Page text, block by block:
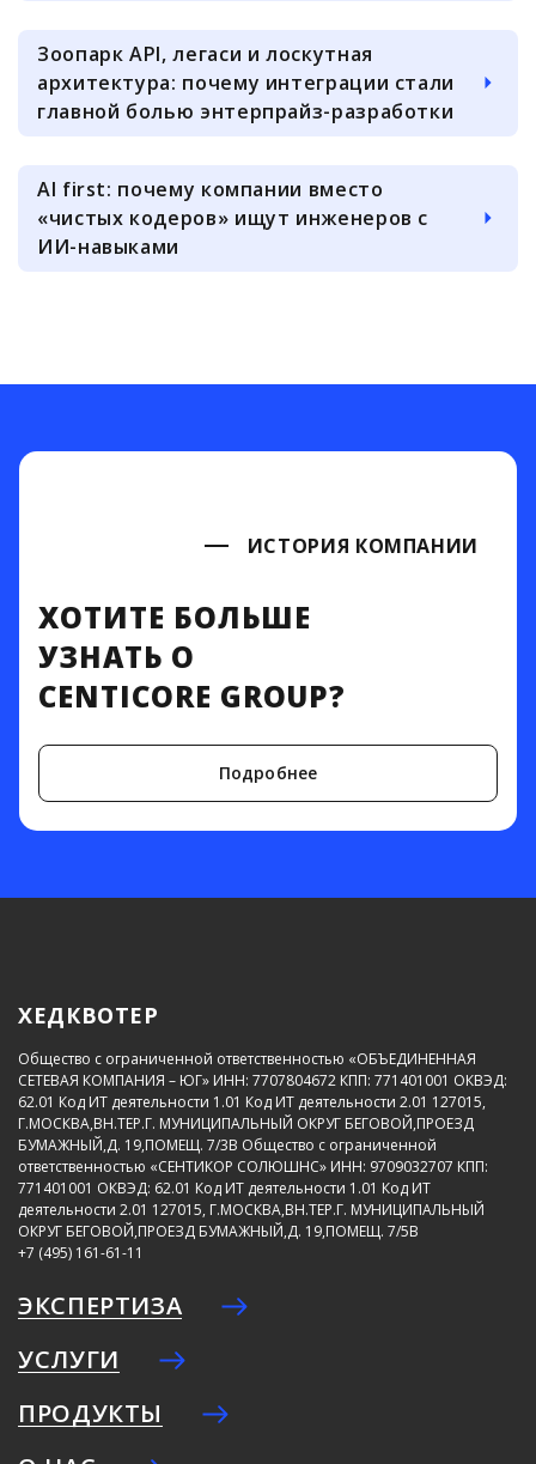
Зоопарк API, легаси и лоскутная
архитектура: почему интеграции стали
главной болью энтерпрайз-разработки
AI first: почему компании вместо
«чистых кодеров» ищут инженеров с
ИИ-навыками
ИСТОРИЯ КОМПАНИИ
ХОТИТЕ БОЛЬШЕ
УЗНАТЬ О
CENTICORE GROUP?
Подробнее
ХЕДКВОТЕР
Общество с ограниченной ответственностью «ОБЪЕДИНЕННАЯ
СЕТЕВАЯ КОМПАНИЯ – ЮГ» ИНН: 7707804672 КПП: 771401001 ОКВЭД:
62.01 Код ИТ деятельности 1.01 Код ИТ деятельности 2.01 127015,
Г.МОСКВА,ВН.ТЕР.Г. МУНИЦИПАЛЬНЫЙ ОКРУГ БЕГОВОЙ,ПРОЕЗД
БУМАЖНЫЙ,Д. 19,ПОМЕЩ. 7/3В Общество с ограниченной
ответственностью «СЕНТИКОР СОЛЮШНС» ИНН: 9709032707 КПП:
771401001 ОКВЭД: 62.01 Код ИТ деятельности 1.01 Код ИТ
деятельности 2.01 127015, Г.МОСКВА,ВН.ТЕР.Г. МУНИЦИПАЛЬНЫЙ
ОКРУГ БЕГОВОЙ,ПРОЕЗД БУМАЖНЫЙ,Д. 19,ПОМЕЩ. 7/5В
+7 (495) 161-61-11
ЭКСПЕРТИЗА
УСЛУГИ
ПРОДУКТЫ